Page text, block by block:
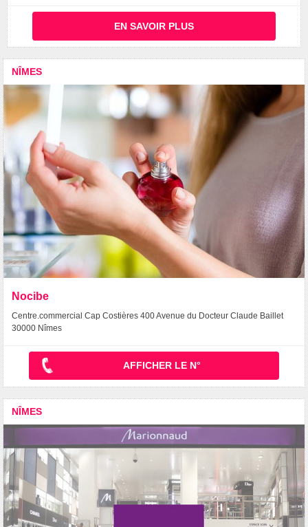
EN SAVOIR PLUS
NÎMES
Nocibe
Centre.commercial Cap Costières 400 Avenue du Docteur Claude Baillet
30000 Nîmes
AFFICHER LE N°
NÎMES